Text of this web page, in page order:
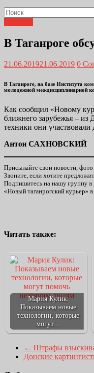
В Таганроге
21.06.201921.06.2019 0
В Таганроге, на базе Института
молодежной междисциплинарной
Как сообщил «Новому
ближнего зарубежья – из
техники они
Антон САХНОВСКИЙ
Присылайте свои новости,
Звоните, если хотите
Подпишитесь на нашу группу в
«Новый таганрогский курьер» в
Читать также:
Мария Кулик:
Показываем новые
технологии, которые
могут…
← Штрафы
Донские